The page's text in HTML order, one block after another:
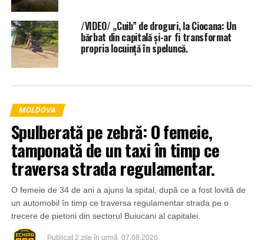
/VIDEO/ „Cuib” de droguri, la Ciocana: Un
bărbat din capitală și-ar fi transformat
propria locuință în speluncă.
MOLDOVA
Spulberată pe zebră: O femeie,
tamponată de un taxi în timp ce
traversa strada regulamentar.
O femeie de 34 de ani a ajuns la spital, după ce a fost lovită de
un automobil în timp ce traversa regulamentar strada pe o
trecere de pietoni din sectorul Buiucani al capitalei.
Publicat 2 zile în urmă 07.08.2026